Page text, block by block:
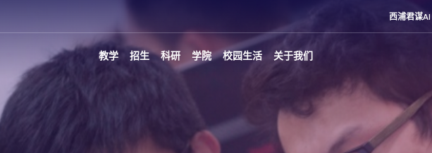
西浦君谋AI
教学 招生 科研 学院 校园生活 关于我们